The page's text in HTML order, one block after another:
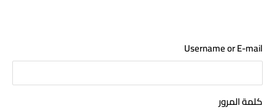
Username or E-mail
كلمة المرور